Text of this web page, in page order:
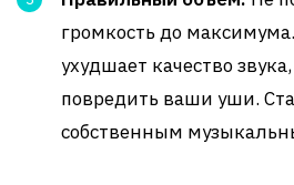
громкость до
ухудшает качество
повредить ваши уши.
собственным